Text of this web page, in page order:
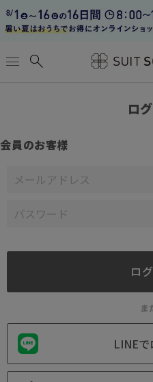
menu search
ロ
会員のお客様
ま
LINEで